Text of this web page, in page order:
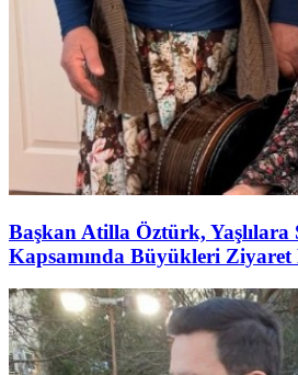
Başkan Atilla Öztürk, Yaşlılara
Kapsamında Büyükleri Ziyaret